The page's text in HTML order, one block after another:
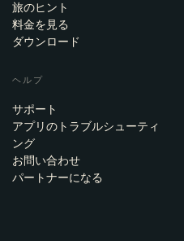
旅のヒント
料金を見る
ダウンロード
ヘルプ
サポート
アプリのトラブルシューティ
ング
お問い合わせ
パートナーになる